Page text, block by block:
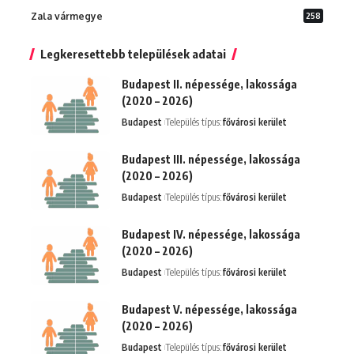
Zala vármegye 258
Legkeresettebb települések adatai
Budapest II. népessége, lakossága
(2020 – 2026)
Budapest Település típus:fővárosi kerület
Budapest III. népessége, lakossága
(2020 – 2026)
Budapest Település típus:fővárosi kerület
Budapest IV. népessége, lakossága
(2020 – 2026)
Budapest Település típus:fővárosi kerület
Budapest V. népessége, lakossága
(2020 – 2026)
Budapest Település típus:fővárosi kerület